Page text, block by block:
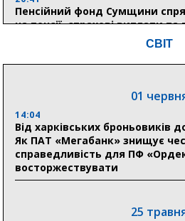
Пенсійний фонд Сумщини
на пенсії, страхові виплати
Романько розширює програму
прифронтової Сумщини:
в Австрії
18:30
Ніколаєнко: у Сумах погодили
СВІТ
01
14:04
Від харківських броньовиків
Як ПАТ «Мегабанк» знищує
справедливість для ПФ
восторжествувати
25